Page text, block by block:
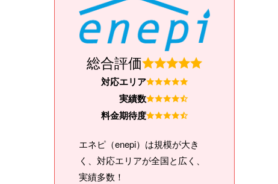
総合評価
対応エリア
実績数
料金期待度
エネピ（enepi）は規模が大き
く、対応エリアが全国と広く、
実績多数！